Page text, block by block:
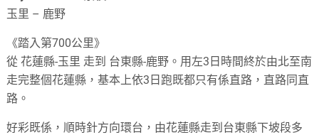
玉里 – 鹿野
《踏入第700公里》
從 花蓮縣-玉里 走到 台東縣-鹿野。用左3日時間終於由北至南
走完整個花蓮縣，基本上依3日跑既都只有係直路，直路同直
路。
好彩既係，順時針方向環台，由花蓮縣走到台東縣下坡段多